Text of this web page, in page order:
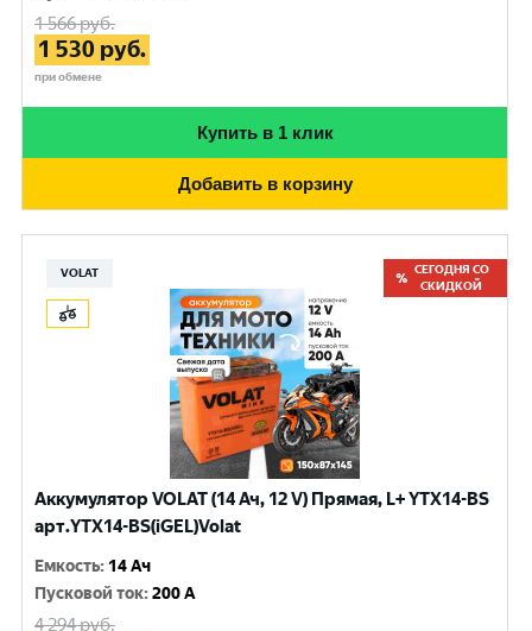
1 566руб.
1 530 руб.
при обмене
Купить в 1 клик
Добавить в корзину
VOLAT
СЕГОДНЯ СО
СКИДКОЙ
Аккумулятор VOLAT (14 Ач, 12 V) Прямая, L+ YTX14-BS
арт.YTX14-BS(iGEL)Volat
Емкость: 14 Ач
Пусковой ток:200 A
4 294руб.